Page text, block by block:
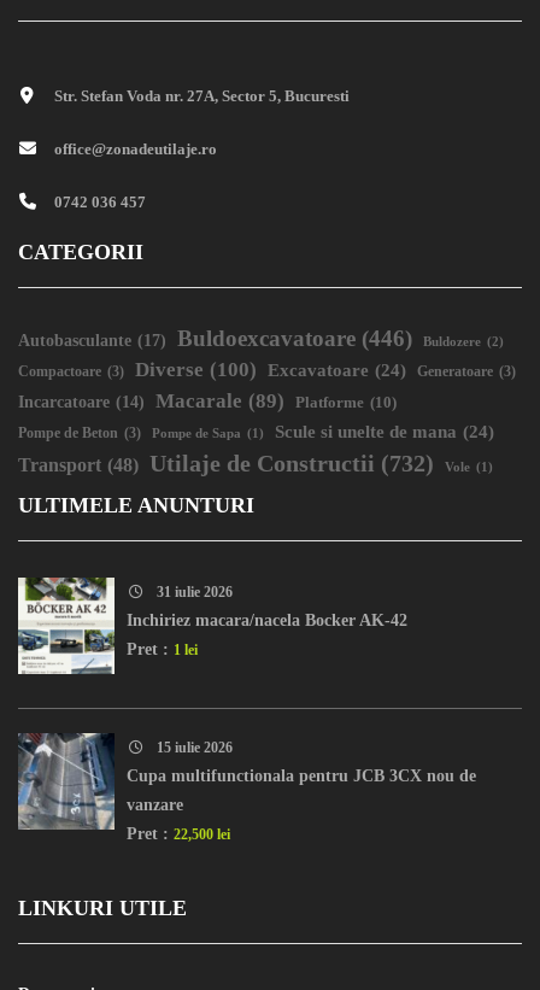
Str. Stefan Voda nr. 27A, Sector 5, Bucuresti
office@zonadeutilaje.ro
0742 036 457
CATEGORII
Autobasculante (17) Buldoexcavatoare (446) Buldozere (2)
Compactoare (3) Diverse (100) Excavatoare (24) Generatoare (3)
Incarcatoare (14) Macarale (89) Platforme (10)
Pompe de Beton (3) Pompe de Sapa (1) Scule si unelte de mana (24)
Transport (48) Utilaje de Constructii (732) Vole (1)
ULTIMELE ANUNTURI
31 iulie 2026
Inchiriez macara/nacela Bocker AK-42
Pret : 1 lei
15 iulie 2026
Cupa multifunctionala pentru JCB 3CX nou de
vanzare
Pret : 22,500 lei
LINKURI UTILE